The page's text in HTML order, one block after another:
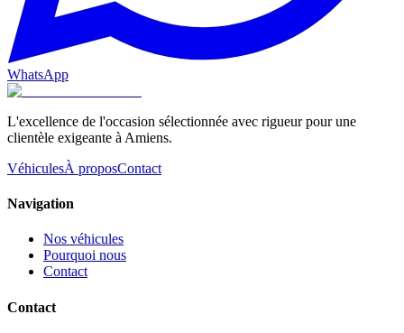
WhatsApp
L'excellence de l'occasion sélectionnée avec rigueur pour une
clientèle exigeante à Amiens.
VéhiculesÀ proposContact
Navigation
Nos véhicules
Pourquoi nous
Contact
Contact